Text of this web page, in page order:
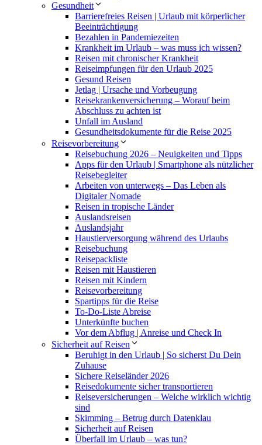
Gesundheit
Barrierefreies Reisen | Urlaub mit körperlicher
Beeinträchtigung
Bezahlen in Pandemiezeiten
Krankheit im Urlaub – was muss ich wissen?
Reisen mit chronischer Krankheit
Reiseimpfungen für den Urlaub 2025
Gesund Reisen
Jetlag | Ursache und Vorbeugung
Reisekrankenversicherung – Worauf beim
Abschluss zu achten ist
Unfall im Ausland
Gesundheitsdokumente für die Reise 2025
Reisevorbereitung
Reisebuchung 2026 – Neuigkeiten und Tipps
Apps für den Urlaub | Smartphone als nützlicher
Reisebegleiter
Arbeiten von unterwegs – Das Leben als
Digitaler Nomade
Reisen in tropische Länder
Auslandsreisen
Auslandsjahr
Haustierversorgung während des Urlaubs
Reisebuchung
Reisepackliste
Reisen mit Haustieren
Reisen mit Kindern
Reisevorbereitung
Spartipps für die Reise
To-Do-Liste Abreise
Unterkünfte buchen
Vor dem Abflug | Anreise und Check In
Sicherheit auf Reisen
Beruhigt in den Urlaub | So sicherst Du Dein
Zuhause
Sichere Reiseländer 2026
Reisedokumente sicher transportieren
Reiseversicherungen – Welche wirklich wichtig
sind
Skimming – Betrug durch Datenklau
Sicherheit auf Reisen
Überfall im Urlaub – was tun?